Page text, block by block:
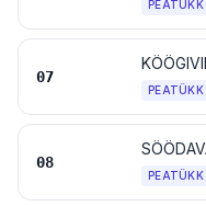
PEATÜKK
07
PEATÜKK
08
PEATÜKK